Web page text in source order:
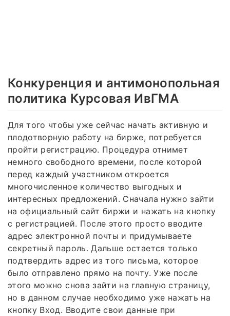
Конкуренция и антимонопольная
политика Курсовая ИвГМА
Для того чтобы уже сейчас начать активную и
плодотворную работу на бирже, потребуется
пройти регистрацию. Процедура отнимет
немного свободного времени, после которой
перед каждый участником откроется
многочисленное количество выгодных и
интересных предложений. Сначала нужно зайти
на официальный сайт биржи и нажать на кнопку
с регистрацией. После этого просто вводите
адрес электронной почты и придумываете
секретный пароль. Дальше остается только
подтвердить адрес из того письма, которое
было отправлено прямо на почту. Уже после
этого можно снова зайти на главную страницу,
но в данном случае необходимо уже нажать на
кнопку Вход. Вводите свои данные при